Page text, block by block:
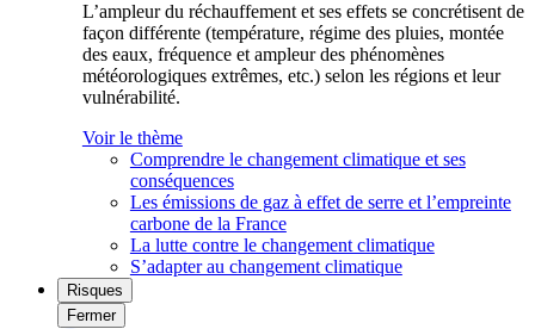
L’ampleur du réchauffement et ses effets se concrétisent de
façon différente (température, régime des pluies, montée
des eaux, fréquence et ampleur des phénomènes
météorologiques extrêmes, etc.) selon les régions et leur
vulnérabilité.
Voir le thème
Comprendre le changement climatique et ses
conséquences
Les émissions de gaz à effet de serre et l’empreinte
carbone de la France
La lutte contre le changement climatique
S’adapter au changement climatique
Risques
Fermer